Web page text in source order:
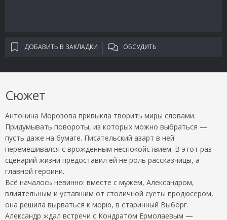
ДОБАВИТЬ В ЗАКЛАДКИ ОБСУДИТЬ
Сюжет
Антонина Морозова привыкла творить миры словами.
Придумывать повороты, из которых можно выбраться —
пусть даже на бумаге. Писательский азарт в ней
перемешивался с врождённым неспокойствием. В этот раз
сценарий жизни предоставил ей не роль рассказчицы, а
главной героини.
Всё началось невинно: вместе с мужем, Александром,
влиятельным и уставшим от столичной суеты продюсером,
она решила вырваться к морю, в старинный Выборг.
Александр ждал встречи с Кондратом Ермолаевым —